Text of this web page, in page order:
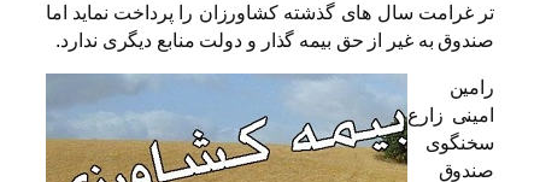
تر غرامت سال های گذشته کشاورزان را پرداخت نماید اما
صندوق به غیر از حق بیمه گذار و دولت منابع دیگری ندارد.
رامین
امینی زارع
سخنگوی
صندوق